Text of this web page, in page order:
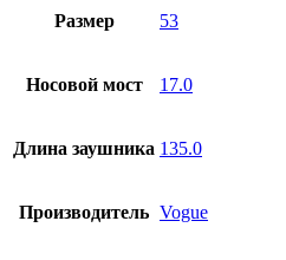
Размер 53
Носовой мост 17.0
Длина заушника 135.0
Производитель Vogue